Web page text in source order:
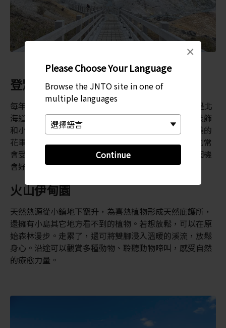
Please Choose Your Language
Browse the JNTO site in one of
multiple languages
Continue
×
登別地獄祭
每年 8 月下旬，登別的溫泉區都會舉辦登別地獄祭，是北
海道最著名的地方節慶之一。「地獄祭」期間，燈籠裝飾
和小吃攤位會遍佈小鎮主街，而身著盛裝的人們和精美的
花車，則會穿梭於大街小巷，場面熱鬧非凡。圍觀者也常
會受邀加入遊行隊伍，一起「群魔亂舞」，可以趁這個機
會好好裝扮一下，共享節慶。
火山伊甸園
天然熱源從小鎮地下竄升，為喜熱植物形成天然庇護所，
還擁有小島其它地方看不到的植物。若想放鬆，可以在原
始森林漫步。走累了，還可將雙腳浸入溫暖的溪流，放鬆
身心。沿途可以觀賞多種動物、聆聽動物啼叫，感受自然
的療愈力量。